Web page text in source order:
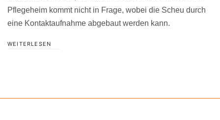
Pflegeheim kommt nicht in Frage, wobei die Scheu durch
eine Kontaktaufnahme abgebaut werden kann.
WEITERLESEN